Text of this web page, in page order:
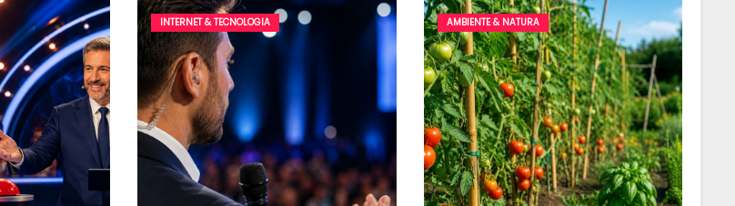
INTERNET & TECNOLOGIA AMBIENTE & NATURA